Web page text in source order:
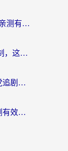
交管12123国外能用吗？海外华人亲测有效的回国加速器选择指南
海外党必看：破解CCTV5地区限制，这样看欧洲杯奥运直播才够爽！
优酷缓存视频国外能看吗？海外党追剧看片的终极解决方案来了
海外怎么看优酷视频？留学生亲测有效的回国加速器选择指南